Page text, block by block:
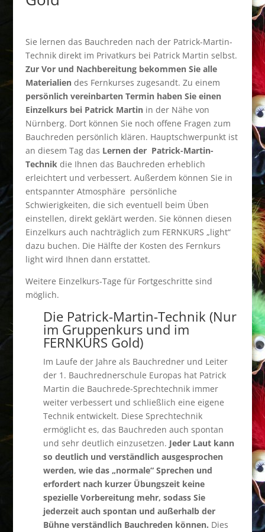
Sie lernen das Bauchreden nach der Patrick-Martin-
Technik direkt im Privatkurs bei Patrick Martin selbst.
Zur Vor und Nachbereitung bekommen Sie alle
Materialiendes Fernkurses zugesandt. Zu einem
persönlich vereinbarten Termin haben Sie einen
Einzelkurs bei Patrick Martinin der Nähe von
Nürnberg. Dort können Sie noch offene Fragen zum
Bauchreden persönlich klären. Hauptschwerpunkt ist
an diesem Tag das Lernen der Patrick-Martin-
Technikdie Ihnen das Bauchreden erheblich
erleichtert und verbessert. Außerdem können Sie in
entspannter Atmosphäre persönliche
Schwierigkeiten, die sich eventuell beim Üben
einstellen, direkt geklärt werden. Sie können diesen
Einzelkurs auch nachträglich zum FERNKURS „light“
dazu buchen. Die Hälfte der Kosten des Fernkurs
light wird Ihnen dann erstattet.
Weitere Einzelkurs-Tage für Fortgeschritte sind
möglich.
Die Patrick-Martin-Technik (Nur
im Gruppenkurs und im
FERNKURS Gold)
Im Laufe der Jahre als Bauchredner und Leiter
der 1. Bauchrednerschule Europas hat Patrick
Martin die Bauchrede-Sprechtechnik immer
weiter verbessert und schließlich eine eigene
Technik entwickelt. Diese Sprechtechnik
ermöglicht es, das Bauchreden auch spontan
und sehr deutlich einzusetzen. Jeder Laut kann
so deutlich und verständlich ausgesprochen
werden, wie das „normale“ Sprechen und
erfordert nach kurzer Übungszeit keine
spezielle Vorbereitung mehr, sodass Sie
jederzeit auch spontan und außerhalb der
Bühne verständlich Bauchreden können. Dies